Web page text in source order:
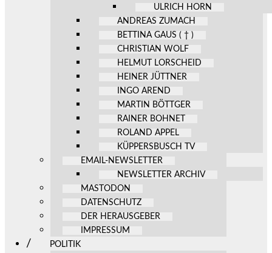
ULRICH HORN
ANDREAS ZUMACH
BETTINA GAUS ( † )
CHRISTIAN WOLF
HELMUT LORSCHEID
HEINER JÜTTNER
INGO AREND
MARTIN BÖTTGER
RAINER BOHNET
ROLAND APPEL
KÜPPERSBUSCH TV
EMAIL-NEWSLETTER
NEWSLETTER ARCHIV
MASTODON
DATENSCHUTZ
DER HERAUSGEBER
IMPRESSUM
POLITIK